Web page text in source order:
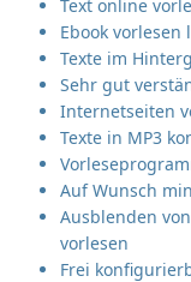
Text online
Ebook vorlesen
Texte im
Sehr gut
Internetseiten
Texte in MP3
Auf Wunsch
Ausblenden
vorlesen
Frei